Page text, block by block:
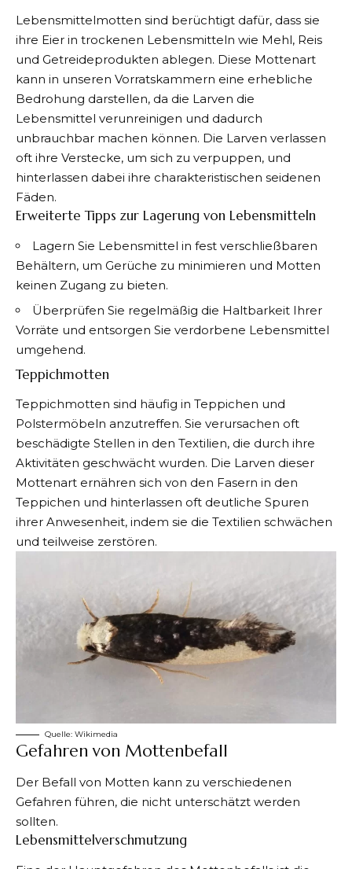
Lebensmittelmotten sind berüchtigt dafür, dass sie
ihre Eier in trockenen Lebensmitteln wie Mehl, Reis
und Getreideprodukten ablegen. Diese Mottenart
kann in unseren Vorratskammern eine erhebliche
Bedrohung darstellen, da die Larven die
Lebensmittel verunreinigen und dadurch
unbrauchbar machen können. Die Larven verlassen
oft ihre Verstecke, um sich zu verpuppen, und
hinterlassen dabei ihre charakteristischen seidenen
Fäden.
Erweiterte Tipps zur Lagerung von Lebensmitteln
Lagern Sie Lebensmittel in fest verschließbaren
Behältern, um Gerüche zu minimieren und Motten
keinen Zugang zu bieten.
Überprüfen Sie regelmäßig die Haltbarkeit Ihrer
Vorräte und entsorgen Sie verdorbene Lebensmittel
umgehend.
Teppichmotten
Teppichmotten sind häufig in Teppichen und
Polstermöbeln anzutreffen. Sie verursachen oft
beschädigte Stellen in den Textilien, die durch ihre
Aktivitäten geschwächt wurden. Die Larven dieser
Mottenart ernähren sich von den Fasern in den
Teppichen und hinterlassen oft deutliche Spuren
ihrer Anwesenheit, indem sie die Textilien schwächen
und teilweise zerstören.
Quelle: Wikimedia
Gefahren von Mottenbefall
Der Befall von Motten kann zu verschiedenen
Gefahren führen, die nicht unterschätzt werden
sollten.
Lebensmittelverschmutzung